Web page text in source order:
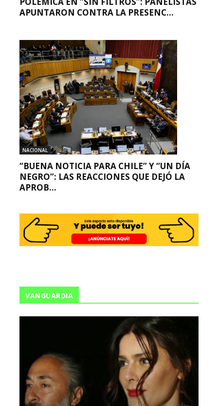
APUNTARON CONTRA LA PRESENC...
NACIONAL
“BUENA NOTICIA PARA CHILE” Y “UN DÍA
NEGRO”: LAS REACCIONES QUE DEJÓ LA
APROB...
VANGUARDIA